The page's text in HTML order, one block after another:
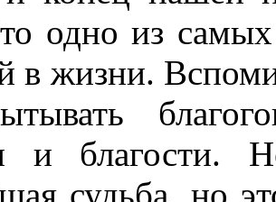
одно из
в жизни.
и благости.
судьба, но